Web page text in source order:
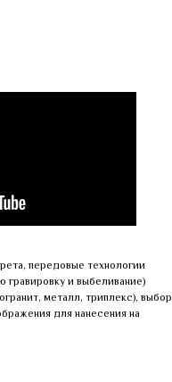
передовые технологии
гравировку и выбеливание)
металл, триплекс), выбор
для нанесения на